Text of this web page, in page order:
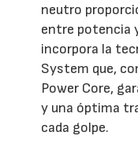
neutro
entre potencia
incorpora la
System que,
Power Core,
y una óptima
cada golpe.